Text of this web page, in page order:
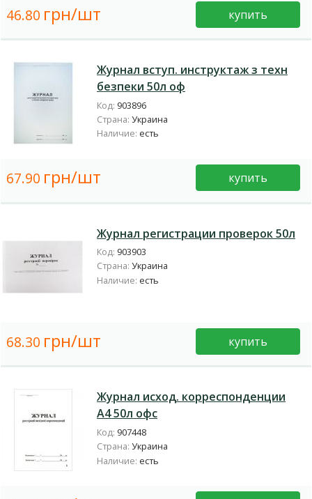
46.80 грн/шт купить
Журнал вступ. инструктаж з техн
безпеки 50л оф
Код: 903896
Страна: Украина
Наличие: есть
67.90 грн/шт купить
Журнал регистрации проверок 50л
Код: 903903
Страна: Украина
Наличие: есть
68.30 грн/шт купить
Журнал исход. корреспонденции
А4 50л офс
Код: 907448
Страна: Украина
Наличие: есть